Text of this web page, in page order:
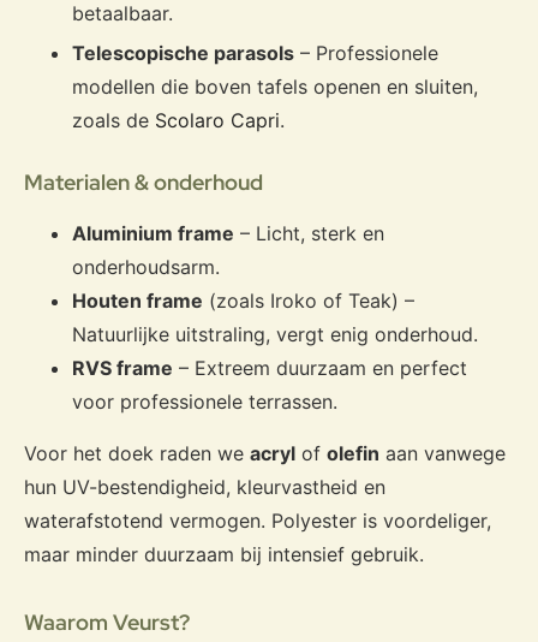
betaalbaar.
Telescopische parasols – Professionele
modellen die boven tafels openen en sluiten,
zoals de Scolaro Capri.
Materialen & onderhoud
Aluminium frame – Licht, sterk en
onderhoudsarm.
Houten frame (zoals Iroko of Teak) –
Natuurlijke uitstraling, vergt enig onderhoud.
RVS frame – Extreem duurzaam en perfect
voor professionele terrassen.
Voor het doek raden we acryl of olefin aan vanwege
hun UV-bestendigheid, kleurvastheid en
waterafstotend vermogen. Polyester is voordeliger,
maar minder duurzaam bij intensief gebruik.
Waarom Veurst?